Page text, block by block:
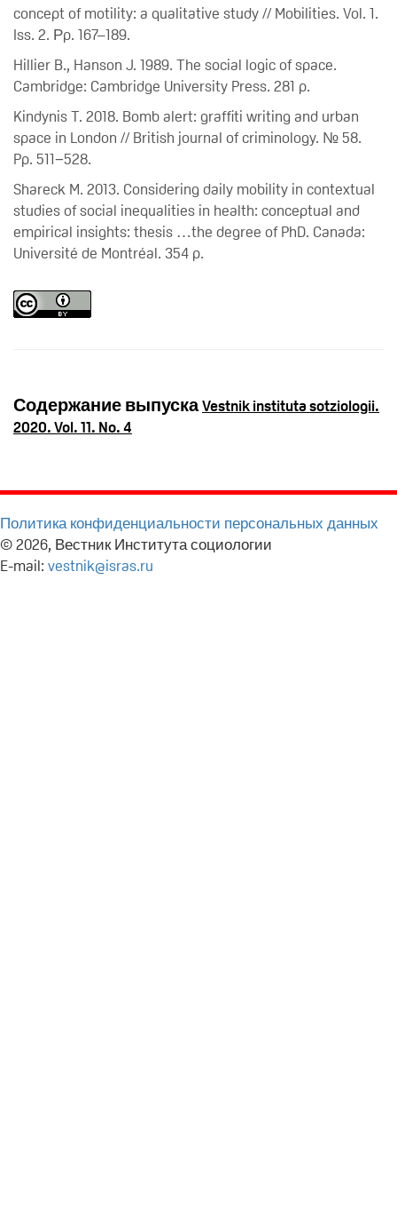
concept of motility: a qualitative study // Mobilities. Vol. 1.
Iss. 2. Рp. 167–189.
Hillier B., Hanson J. 1989. The social logic of space.
Cambridge: Cambridge University Press. 281 p.
Kindynis T. 2018. Bomb alert: graffiti writing and urban
space in London // British journal of criminology. № 58.
Pp. 511−528.
Shareck M. 2013. Considering daily mobility in contextual
studies of social inequalities in health: conceptual and
empirical insights: thesis …the degree of PhD. Canada:
Université de Montréal. 354 p.
Содержание выпускаVestnik instituta sotziologii.
2020. Vol. 11. No. 4
Политика конфиденциальности персональных данных
© 2026, Вестник Института социологии
E-mail: vestnik@isras.ru